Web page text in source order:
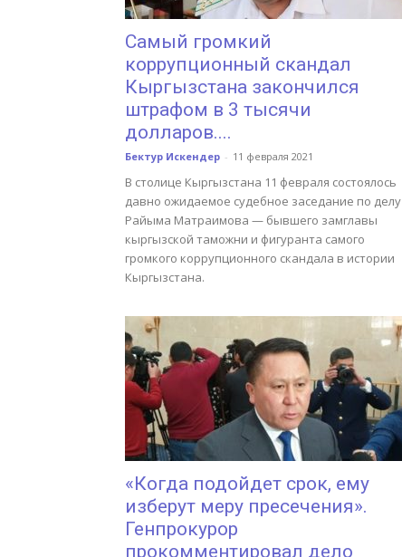
Самый громкий
коррупционный скандал
Кыргызстана закончился
штрафом в 3 тысячи
долларов....
Бектур Искендер - 11 февраля 2021
В столице Кыргызстана 11 февраля состоялось
давно ожидаемое судебное заседание по делу
Райыма Матраимова — бывшего замглавы
кыргызской таможни и фигуранта самого
громкого коррупционного скандала в истории
Кыргызстана.
«Когда подойдет срок, ему
изберут меру пресечения».
Генпрокурор
прокомментировал дело